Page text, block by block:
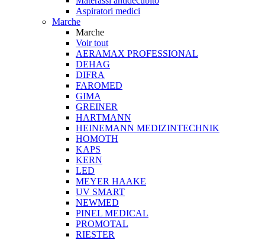
Aspiratori medici
Marche
Marche
Voir tout
AERAMAX PROFESSIONAL
DEHAG
DIFRA
FAROMED
GIMA
GREINER
HARTMANN
HEINEMANN MEDIZINTECHNIK
HOMOTH
KAPS
KERN
LED
MEYER HAAKE
UV SMART
NEWMED
PINEL MEDICAL
PROMOTAL
RIESTER